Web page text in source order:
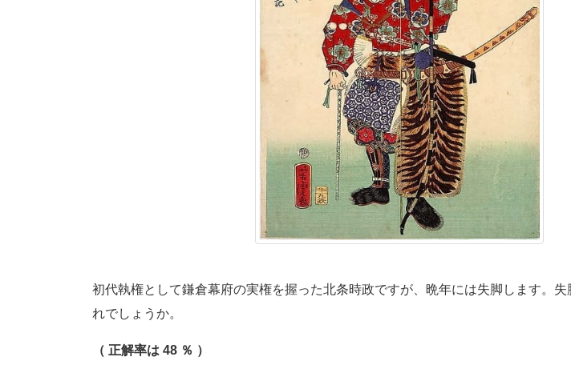
初代執権として鎌倉幕府の実権を握った北条時政ですが、晩年には失脚します。
れでしょうか。
（ 正解率は 48 ％ ）